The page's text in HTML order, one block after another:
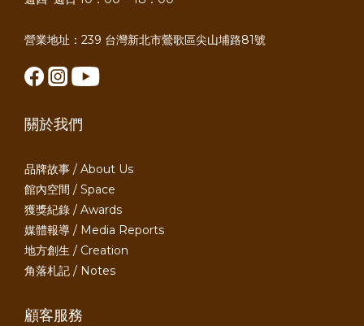
營業地址：239 台灣新北市鶯歌區尖山埔路81號
關於我們
品牌故事 / About Us
館內空間 / Space
獲獎紀錄 / Awards
媒體報導 / Media Reports
地方創生 / Creation
角落札記 / Notes
顧客服務